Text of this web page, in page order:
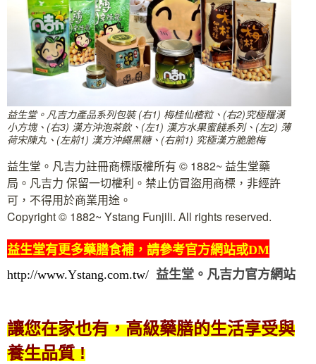
益生堂。凡吉力產品系列包裝 (右1) 梅桂仙楂粒、(右2)究極羅漢
小方塊、(右3) 漢方沖泡茶飲、(左1) 漢方水果蜜餞系列、(左2) 薄
荷宋陳丸、(左前1) 漢方沖繩黑糖、(右前1) 究極漢方脆脆梅
益生堂。凡吉力註冊商標版權所有 © 1882~ 益生堂藥
局。凡吉力 保留一切權利。禁止仿冒盜用商標，非經許
可，不得用於商業用途。
Copyright © 1882~ Ystang Funjili. All rights reserved.
益生堂有更多藥膳食補，請參考官方網站或DM
http://www.Ystang.com.tw/ 益生堂。凡吉力官方網站
讓您在家也有，高級藥膳的生活享受與
養生品質 !